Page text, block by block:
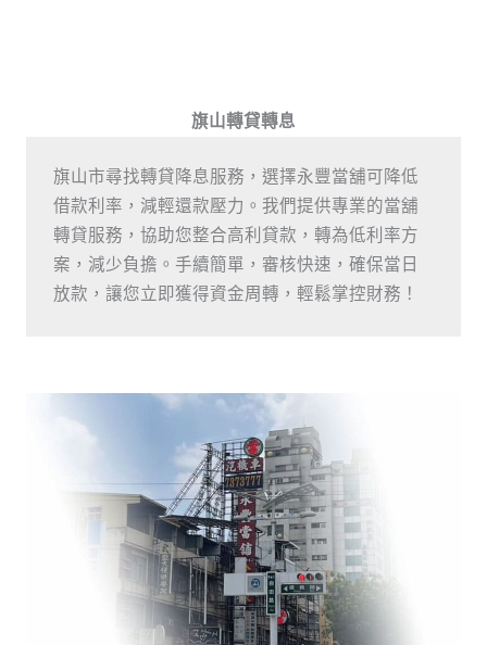
旗山轉貸轉息
旗山市尋找轉貸降息服務，選擇永豐當舖可降低
借款利率，減輕還款壓力。我們提供專業的當舖
轉貸服務，協助您整合高利貸款，轉為低利率方
案，減少負擔。手續簡單，審核快速，確保當日
放款，讓您立即獲得資金周轉，輕鬆掌控財務！